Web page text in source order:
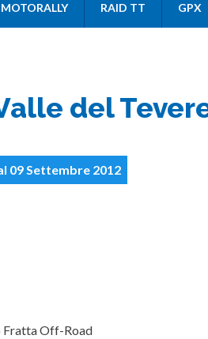
MOTORALLY RAID TT GPX
del
09 Settembre 2012
Off-Road